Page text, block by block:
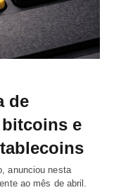
de
bitcoins e
anunciou nesta
ao mês de abril.